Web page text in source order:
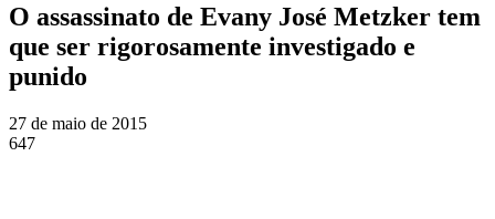
O assassinato de Evany José Metzker tem
que ser rigorosamente investigado e
punido
27 de maio de 2015
647